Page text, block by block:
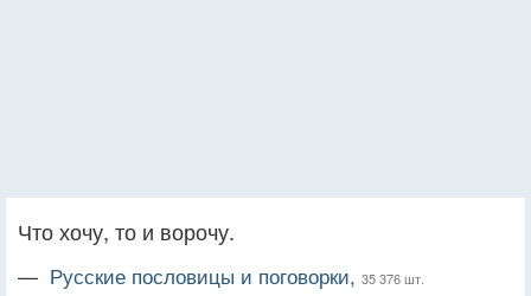
Что хочу, то и ворочу.
— Русские пословицы и поговорки, 35 376 шт.